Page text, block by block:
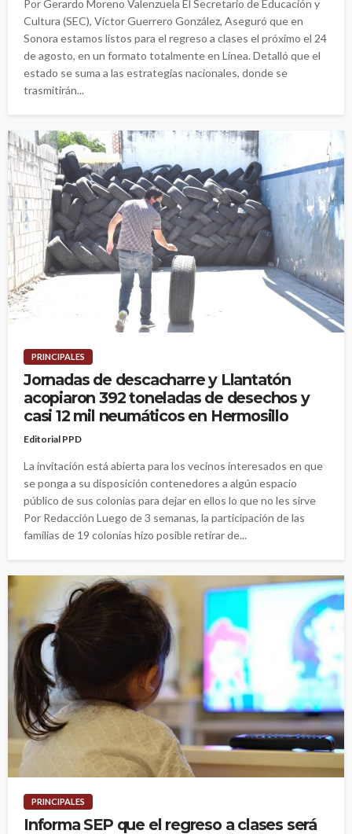
Por Gerardo Moreno Valenzuela El Secretario de Educación y
Cultura (SEC), Víctor Guerrero González, Aseguró que en
Sonora estamos listos para el regreso a clases el próximo el 24
de agosto, en un formato totalmente en Línea. Detalló que el
estado se suma a las estrategias nacionales, donde se
trasmitirán...
PRINCIPALES
Jornadas de descacharre y Llantatón
acopiaron 392 toneladas de desechos y
casi 12 mil neumáticos en Hermosillo
Editorial PPD
La invitación está abierta para los vecinos interesados en que
se ponga a su disposición contenedores a algún espacio
público de sus colonias para dejar en ellos lo que no les sirve
Por Redacción Luego de 3 semanas, la participación de las
familias de 19 colonias hizo posible retirar de...
PRINCIPALES
Informa SEP que el regreso a clases será